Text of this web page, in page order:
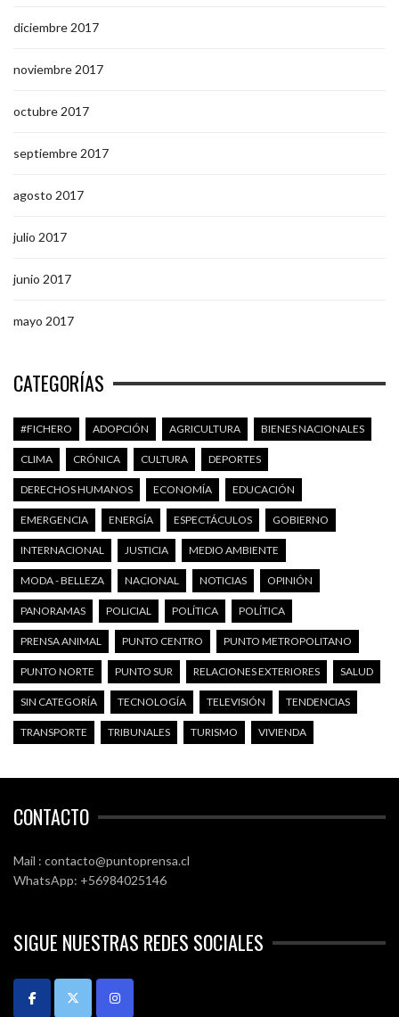
diciembre 2017
noviembre 2017
octubre 2017
septiembre 2017
agosto 2017
julio 2017
junio 2017
mayo 2017
CATEGORÍAS
#FICHERO ADOPCIÓN AGRICULTURA BIENES NACIONALES
CLIMA CRÓNICA CULTURA DEPORTES
DERECHOS HUMANOS ECONOMÍA EDUCACIÓN
EMERGENCIA ENERGÍA ESPECTÁCULOS GOBIERNO
INTERNACIONAL JUSTICIA MEDIO AMBIENTE
MODA - BELLEZA NACIONAL NOTICIAS OPINIÓN
PANORAMAS POLICIAL POLÍTICA POLÍTICA
PRENSA ANIMAL PUNTO CENTRO PUNTO METROPOLITANO
PUNTO NORTE PUNTO SUR RELACIONES EXTERIORES SALUD
SIN CATEGORÍA TECNOLOGÍA TELEVISIÓN TENDENCIAS
TRANSPORTE TRIBUNALES TURISMO VIVIENDA
CONTACTO
Mail : contacto@puntoprensa.cl
WhatsApp: +56984025146
SIGUE NUESTRAS REDES SOCIALES